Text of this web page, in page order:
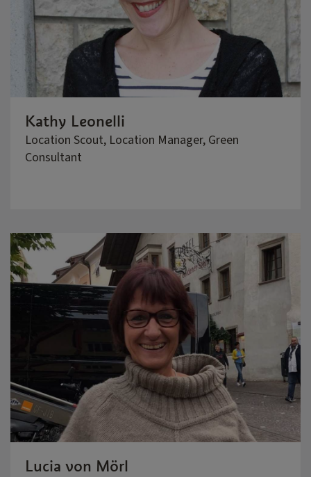
Kathy Leonelli
Location Scout, Location Manager, Green
Consultant
Lucia von Mörl